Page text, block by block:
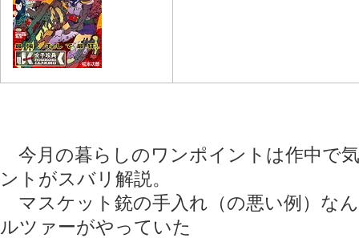
今月の暮らしのワンポイントは作中で
ントがスバリ解説。
マスケット銃の手入れ（の悪い例）な
ルツァーがやっていた